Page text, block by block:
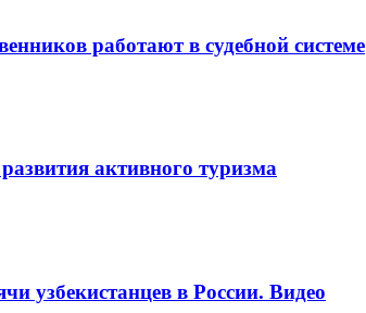
работают в судебной системе
активного туризма
узбекистанцев в России. Видео